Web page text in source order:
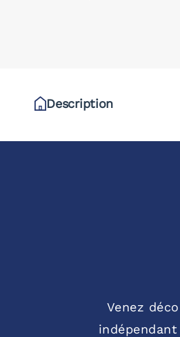
Description
Venez